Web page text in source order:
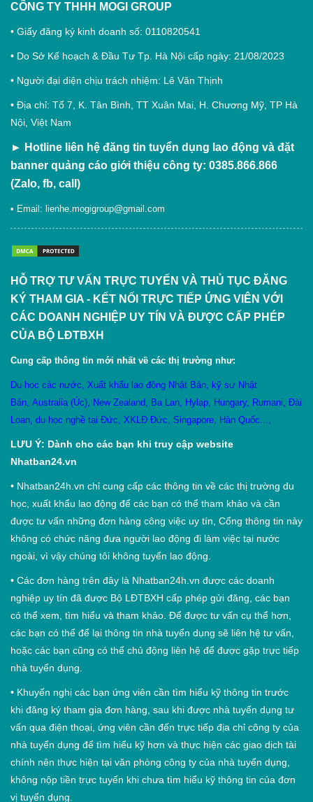
CÔNG TY THHH MOGI GROUP
• Giấy đăng ký kinh doanh số: 0110820541
• Do Sở Kế hoạch & Đầu Tư Tp. Hà Nội cấp ngày: 21/08/2023
• Người đại diện chịu trách nhiệm: Lê Văn Thịnh
• Địa chỉ: Tổ 7, K. Tân Bình, TT Xuân Mai, H. Chương Mỹ, TP Hà
Nội, Việt Nam
► Hotline liên hệ đăng tin tuyển dụng lao động và đặt
banner quảng cáo giới thiệu công ty: 0385.866.866
(Zalo, fb, call)
• Email: lienhe.mogigroup@gmail.com
HỖ TRỢ TƯ VẤN TRỰC TUYẾN VÀ THỦ TỤC ĐĂNG
KÝ THAM GIA - KẾT NỐI TRỰC TIẾP ỨNG VIÊN VỚI
CÁC DOANH NGHIỆP UY TÍN VÀ ĐƯỢC CẤP PHÉP
CỦA BỘ LĐTBXH
Cung cấp thông tin mới nhất về các thị trường như:
Du học các nước Xuất khẩu lao động Nhật Bản
kỹ sư Nhật
Bản Australia (Úc) New Zealand Ba Lan Hylạp Hungary, Rumani Đài
Loan du học nghề tại Đức XKLĐ Đức Singapore Hàn Quốc
LƯU Ý: Dành cho các bạn khi truy cập website
Nhatban24.vn
• Nhatban24h.vn chỉ cung cấp các thông tin về các thị trường du
học, xuất khẩu lao động để các bạn có thể tham khảo và cần
được tư vấn những đơn hàng công việc uy tín, Cổng thông tin này
không có chức năng đưa người lao động đi làm việc tại nước
ngoài, vì vậy chúng tôi không tuyển lao động.
• Các đơn hàng trên đây là Nhatban24h.vn được các doanh
nghiệp uy tín đã được Bộ LĐTBXH cấp phép gửi đăng, các bạn
có thể xem, tìm hiểu và tham khảo. Để được tư vấn cụ thể hơn,
các bạn có thể để lại thông tin nhà tuyển dụng sẽ liên hệ tư vấn,
hoặc các bạn cũng có thể chủ động liên hệ để được gặp trực tiếp
nhà tuyển dụng.
• Khuyến nghị các bạn ứng viên cần tìm hiểu kỹ thông tin trước
khi đăng ký tham gia đơn hàng, sau khi được nhà tuyển dụng tư
vấn qua điện thoại, ứng viên cần đến trực tiếp địa chỉ công ty của
nhà tuyển dụng để tìm hiểu kỹ hơn và thực hiện các giao dịch tài
chính nên thực hiện tại văn phòng công ty của nhà tuyển dụng,
không nộp tiền trực tuyến khi chưa tìm hiểu kỹ thông tin của đơn
vị tuyển dụng.